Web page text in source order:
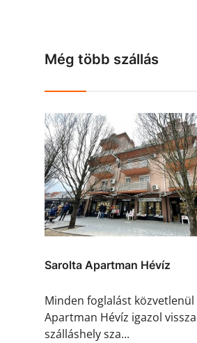
Még több szállás
Sarolta Apartman Hévíz
Minden foglalást közvetlenül
Apartman Hévíz igazol
szálláshely sza...